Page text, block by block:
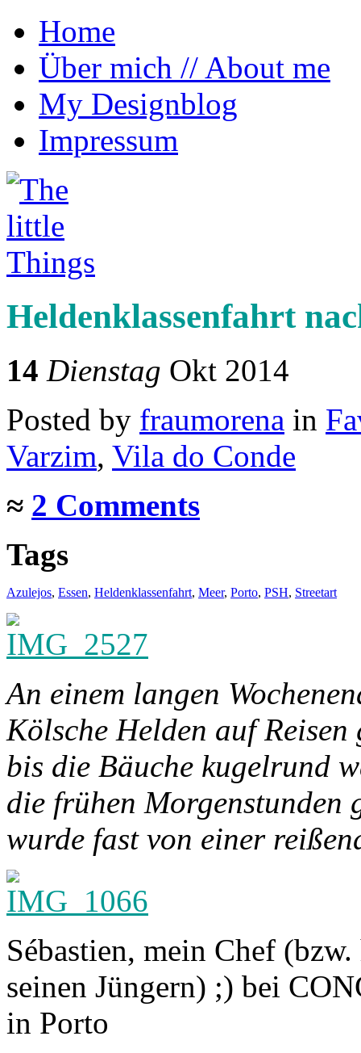
Home
Über mich // About me
My Designblog
Impressum
The little Things
~ Reiseblog von Anna Morena über
Heldenklassenfahrt
14 Dienstag Okt 2014
Posted by fraumorena in
Varzim, Vila do Conde
≈ 2 Comments
Tags
Azulejos, Essen, Heldenklassenfahrt, Meer, Porto, PSH, Streetart
An einem langen
Kölsche Helden auf Reisen
bis die Bäuche kugelrund
die frühen Morgenstunden
wurde fast von einer
Sébastien, mein Chef
seinen Jüngern) ;) bei
in Porto